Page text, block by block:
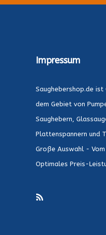
Impressum
Saughebershop.de
dem Gebiet von
Saughebern,
Plattenspannern und
Große Auswahl -
Optimales Preis-